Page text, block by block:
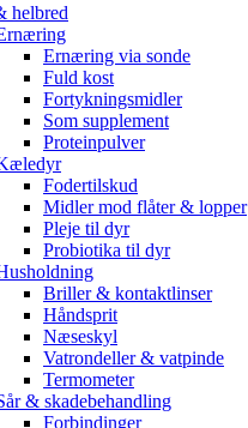
helbred
Ernæring via sonde
Fuld kost
Fortykningsmidler
Som supplement
Proteinpulver
Fodertilskud
Midler mod flåter & lopper
Pleje til dyr
Probiotika til dyr
Briller & kontaktlinser
Håndsprit
Næseskyl
Vatrondeller & vatpinde
Termometer
& skadebehandling
Forbindinger